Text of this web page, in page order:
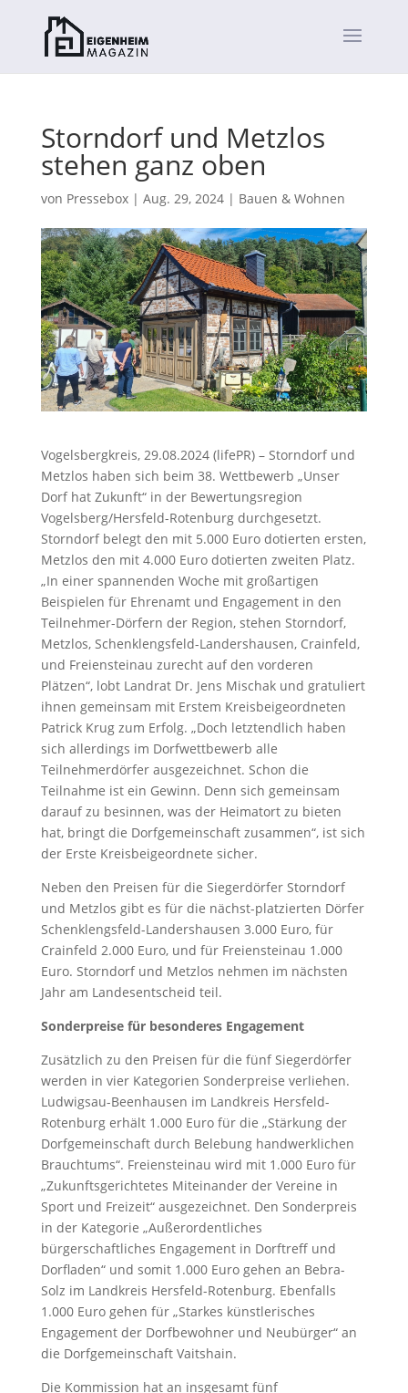
Storndorf und Metzlos
stehen ganz oben
von Pressebox| Aug. 29, 2024| Bauen & Wohnen
Vogelsbergkreis, 29.08.2024 (lifePR) – Storndorf und
Metzlos haben sich beim 38. Wettbewerb „Unser
Dorf hat Zukunft“ in der Bewertungsregion
Vogelsberg/Hersfeld-Rotenburg durchgesetzt.
Storndorf belegt den mit 5.000 Euro dotierten ersten,
Metzlos den mit 4.000 Euro dotierten zweiten Platz.
„In einer spannenden Woche mit großartigen
Beispielen für Ehrenamt und Engagement in den
Teilnehmer-Dörfern der Region, stehen Storndorf,
Metzlos, Schenklengsfeld-Landershausen, Crainfeld,
und Freiensteinau zurecht auf den vorderen
Plätzen“, lobt Landrat Dr. Jens Mischak und gratuliert
ihnen gemeinsam mit Erstem Kreisbeigeordneten
Patrick Krug zum Erfolg. „Doch letztendlich haben
sich allerdings im Dorfwettbewerb alle
Teilnehmerdörfer ausgezeichnet. Schon die
Teilnahme ist ein Gewinn. Denn sich gemeinsam
darauf zu besinnen, was der Heimatort zu bieten
hat, bringt die Dorfgemeinschaft zusammen“, ist sich
der Erste Kreisbeigeordnete sicher.
Neben den Preisen für die Siegerdörfer Storndorf
und Metzlos gibt es für die nächst-platzierten Dörfer
Schenklengsfeld-Landershausen 3.000 Euro, für
Crainfeld 2.000 Euro, und für Freiensteinau 1.000
Euro. Storndorf und Metzlos nehmen im nächsten
Jahr am Landesentscheid teil.
Sonderpreise für besonderes Engagement
Zusätzlich zu den Preisen für die fünf Siegerdörfer
werden in vier Kategorien Sonderpreise verliehen.
Ludwigsau-Beenhausen im Landkreis Hersfeld-
Rotenburg erhält 1.000 Euro für die „Stärkung der
Dorfgemeinschaft durch Belebung handwerklichen
Brauchtums“. Freiensteinau wird mit 1.000 Euro für
„Zukunftsgerichtetes Miteinander der Vereine in
Sport und Freizeit“ ausgezeichnet. Den Sonderpreis
in der Kategorie „Außerordentliches
bürgerschaftliches Engagement in Dorftreff und
Dorfladen“ und somit 1.000 Euro gehen an Bebra-
Solz im Landkreis Hersfeld-Rotenburg. Ebenfalls
1.000 Euro gehen für „Starkes künstlerisches
Engagement der Dorfbewohner und Neubürger“ an
die Dorfgemeinschaft Vaitshain.
Die Kommission hat an insgesamt fünf